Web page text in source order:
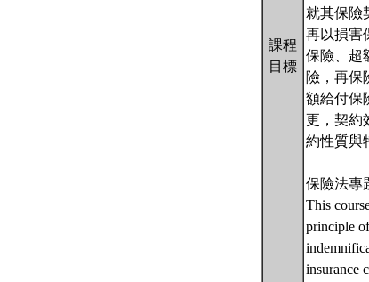
課程
目標
就其保險
再以損害
保險、超
險，再保
額給付保
更，契約
約性質與
保險法專
This
principle
insurance